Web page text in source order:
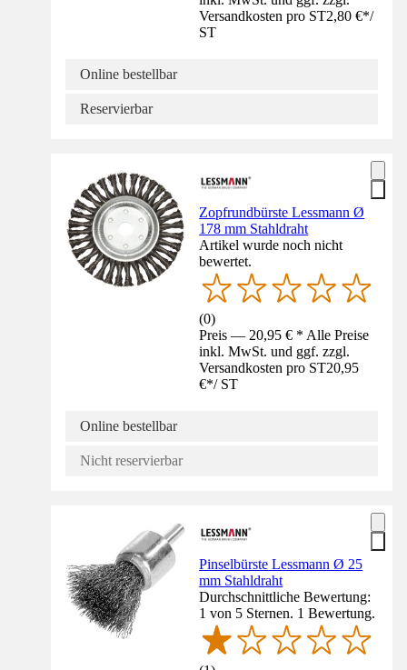
Versandkosten pro ST2,80 €*/
ST
Online bestellbar
Reservierbar
Zopfrundbürste Lessmann Ø
178 mm Stahldraht
Artikel wurde noch nicht
bewertet.
(0)
Preis — 20,95 € * Alle Preise
inkl. MwSt. und ggf. zzgl.
Versandkosten pro ST20,95
€*/ ST
Online bestellbar
Nicht reservierbar
Pinselbürste Lessmann Ø 25
mm Stahldraht
Durchschnittliche Bewertung:
1 von 5 Sternen. 1 Bewertung.